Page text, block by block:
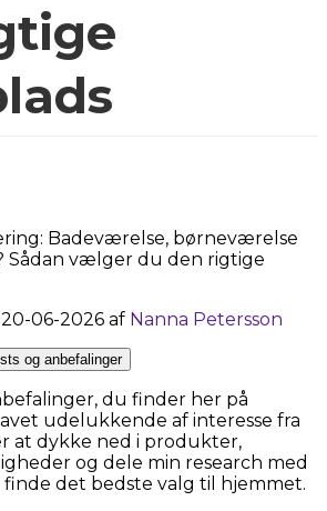
06-2026 af Nanna Petersson
og anbefalinger
du finder her på
udelukkende af interesse fra
at dykke ned i produkter,
og dele min research med
finde det bedste valg til hjemmet.